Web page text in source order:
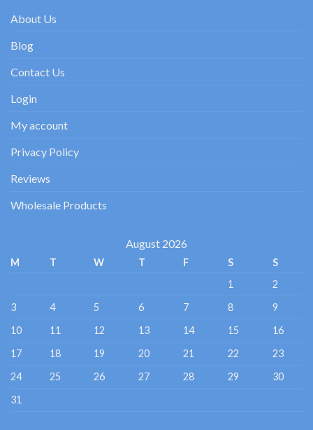
About Us
Blog
Contact Us
Login
My account
Privacy Policy
Reviews
Wholesale Products
August 2026
M T W T F S
S
1
2
3
4 5 6 7 8
9
10
11 12 13 14 15
16
17
18 19 20 21 22
23
24
25 26 27 28 29
30
31